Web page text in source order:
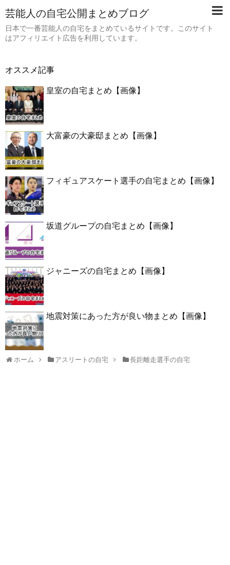
芸能人の自宅公開まとめブログ
日本で一番芸能人の自宅をまとめているサイトです。このサイト
はアフィリエイト広告を利用しています。
オススメ記事
皇室の自宅まとめ【画像】
大富豪の大豪邸まとめ【画像】
フィギュアスケート選手の自宅まとめ【画像】
坂道グループの自宅まとめ【画像】
ジャニーズの自宅まとめ【画像】
地震対策にあった方が良い物まとめ【画像】
ホーム アスリートの自宅 長距離走選手の自宅